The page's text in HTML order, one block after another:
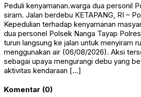
Peduli kenyamanan.warga dua personil
siram. Jalan berdebu KETAPANG, RI –
Kepedulian terhadap kenyamanan
dua personel Polsek Nanga Tayap
turun langsung ke jalan untuk menyiram
menggunakan air (06/08/2026). Aksi
sebagai upaya mengurangi debu yang
aktivitas kendaraan […]
Komentar (0)